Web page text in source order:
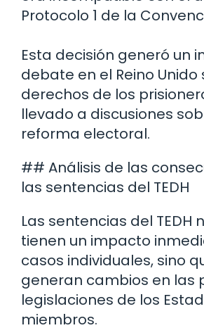
Protocolo 1 de la
Esta decisión generó un
debate en el Reino Unido
derechos de los
llevado a discusiones
reforma electoral.
## Análisis de las
las sentencias del TEDH
Las sentencias del TEDH
tienen un impacto
casos individuales, sino
generan cambios en las
legislaciones de los
miembros.